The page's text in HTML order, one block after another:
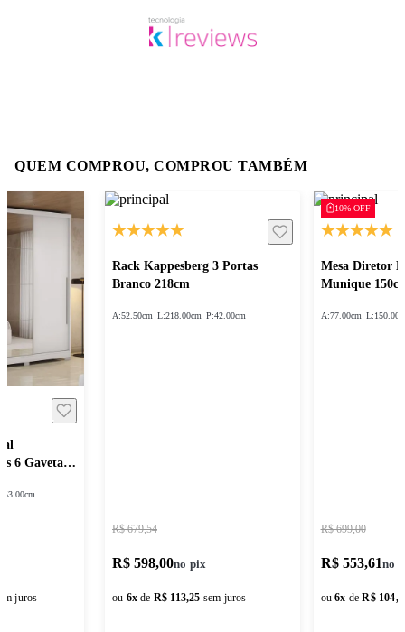
QUEM COMPROU, COMPROU TAMBÉM
Rack Kappesberg 3 Portas
Branco 218cm
A:52.50cm L:218.00cm P:42.00cm
R$ 679,54
R$ 598,00
ou 6x de R$ 113,25 sem juros
10% OFF
Mesa Diretor
Munique
A:77.00cm L:
R$ 699,00
R$ 553,61
ou6x de R$
6 Gavetas
53.00cm
juros